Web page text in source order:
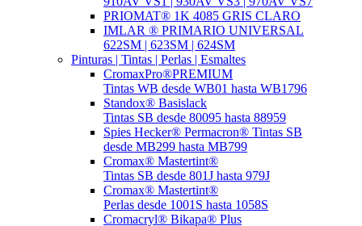
PRIOMAT® 1K 4085 GRIS CLARO
IMLAR ® PRIMARIO UNIVERSAL
622SM | 623SM | 624SM
Pinturas | Tintas | Perlas | Esmaltes
CromaxPro®PREMIUM
Tintas WB desde WB01 hasta WB1796
Standox® Basislack
Tintas SB desde 80095 hasta 88959
Spies Hecker® Permacron® Tintas SB
desde MB299 hasta MB799
Cromax® Mastertint®
Tintas SB desde 801J hasta 979J
Cromax® Mastertint®
Perlas desde 1001S hasta 1058S
Cromacryl® Bikapa® Plus